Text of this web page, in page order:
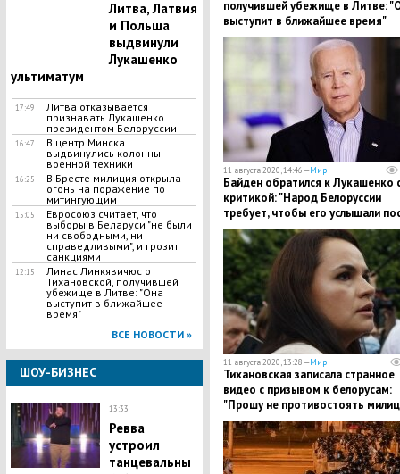
Литва, Латвия
и Польша
выдвинули
Лукашенко
ультиматум
17:49
Литва отказывается
признавать Лукашенко
президентом Белоруссии
16:47
В центр Минска
выдвинулись колонны
военной техники
16:25
В Бресте милиция открыла
огонь на поражение по
митингующим
15:05
Евросоюз считает, что
выборы в Беларуси "не были
ни свободными, ни
справедливыми", и грозит
санкциями
12:15
Линас Линкявичюс о
Тихановской, получившей
убежище в Литве: "Она
выступит в ближайшее
время"
ВСЕ НОВОСТИ »
ШОУ-БИЗНЕС
13:33
Ревва
устроил
танцевальны
получившей убежище в Литве:
выступит в ближайшее время"
11 августа 2020, 14:46 —Мир
Байден обратился к Лукашенко
критикой: "Народ Белоруссии
требует, чтобы его услышали
26 лет репрессий"
11 августа 2020, 13:28 —Мир
Тихановская записала странное
видео с призывом к белорусам:
"Прошу не противостоять
не выходить на площади"